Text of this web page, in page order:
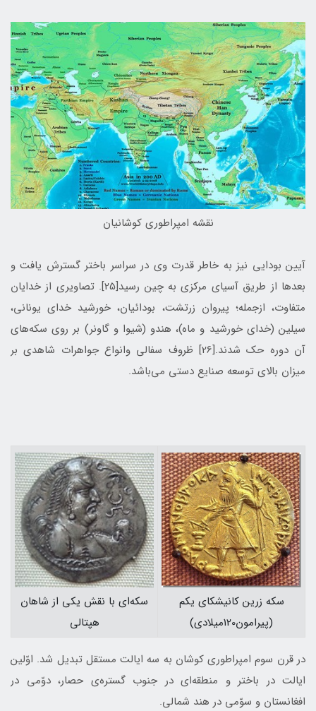
نقشه امپراطوری كوشانيان
آیین بودایی نیز به خاطر قدرت وی در سراسر باختر گسترش یافت و
بعدها از طریق آسیای مرکزی به چین رسید[25]. تصاویری از خدایان
متفاوت، ازجمله؛ پیروان زرتشت، بودائیان، خورشید خدای یونانی،
سیلین (خدای خورشید و ماه)، هندو (شیوا و گاونر) بر روی سکه‌های
آن دوره حک شدند.[26] ظروف سفالی وانواع جواهرات شاهدی بر
میزان بالای توسعه صنایع دستی می‌باشد.‌
سکه زرین کانیشکای یکم
(پیرامون120میلادی)
سکه‌ای با نقش یکی از شاهان
هپتالی
در قرن سوم امپراطوری کوشان به سه ایالت مستقل تبدیل شد. اوّلین
ایالت در باختر و منطقه‌ای در جنوب گستره‌ی حصار، دوّمی در
افغانستان و سوّمی در هند شمالی.